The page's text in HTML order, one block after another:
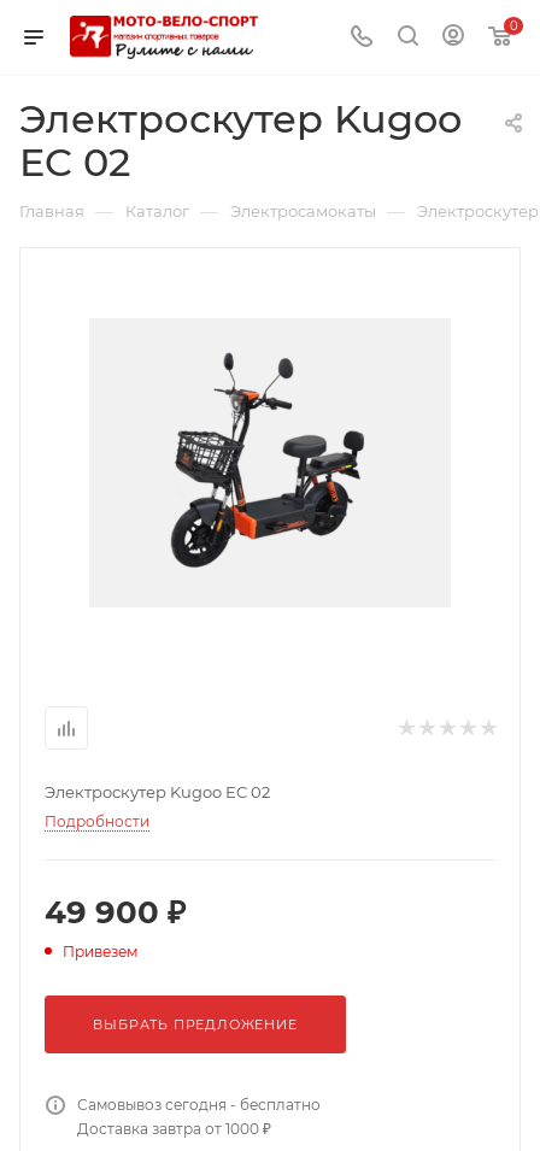
0
Электроскутер Kugoo
EC 02
Главная — Каталог — Электросамокаты — Электроскутер
Электроскутер Kugoo EC 02
Подробности
49 900 ₽
Привезем
ВЫБРАТЬ ПРЕДЛОЖЕНИЕ
Самовывоз сегодня - бесплатно
Доставка завтра от 1000 ₽